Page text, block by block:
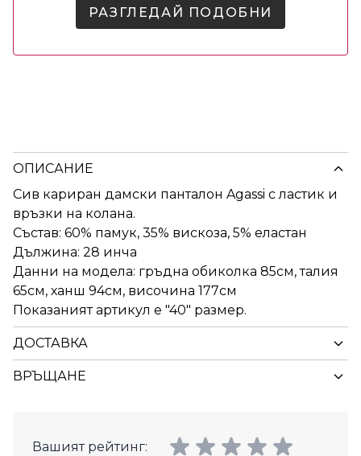
РАЗГЛЕДАЙ ПОДОБНИ
ОПИСАНИЕ
Сив кариран дамски панталон Agassi с ластик и
връзки на колана.
Състав: 60% памук, 35% вискоза, 5% еластан
Дължина: 28 инча
Данни на модела: гръдна обиколка 85см, талия
65см, ханш 94см, височина 177см
Показаният артикул е "40" размер.
ДОСТАВКА
ВРЪЩАНЕ
Вашият рейтинг: